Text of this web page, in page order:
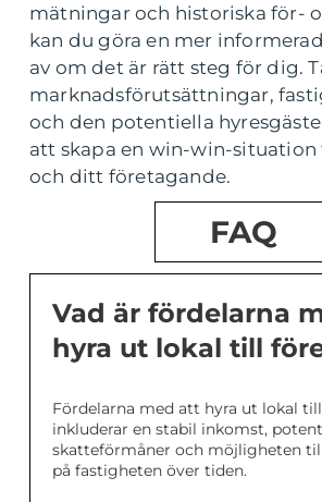
mätningar och historiska för-
kan du göra en mer
av om det är rätt steg för dig.
marknadsförutsättningar,
och den potentiella
att skapa en win-win-situation
och ditt företagande.
FAQ
Vad är fördelarna
hyra ut lokal till
Fördelarna med att hyra ut lokal
inkluderar en stabil inkomst,
skatteförmåner och möjligheten
på fastigheten över tiden.